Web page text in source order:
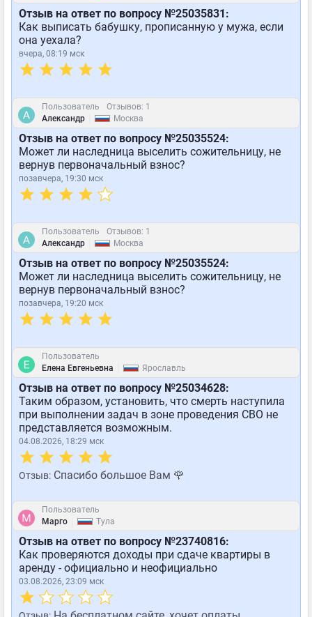
Отзыв на ответ по вопросу №25035831:
Как выписать бабушку, прописанную у мужа, если
она уехала?
вчера, 08:19 мск
Пользователь
Отзывов: 1
Александр
Москва
Отзыв на ответ по вопросу №25035524:
Может ли наследница выселить сожительницу, не
вернув первоначальный взнос?
позавчера, 19:30 мск
Пользователь
Отзывов: 1
Александр
Москва
Отзыв на ответ по вопросу №25035524:
Может ли наследница выселить сожительницу, не
вернув первоначальный взнос?
позавчера, 19:20 мск
Пользователь
Елена Евгеньевна
Ярославль
Отзыв на ответ по вопросу №25034628:
Таким образом, установить, что смерть наступила
при выполнении задач в зоне проведения СВО не
представляется возможным.
04.08.2026, 18:29 мск
Отзыв: Спасибо большое Вам 🌹
Пользователь
Марго
Тула
Отзыв на ответ по вопросу №23740816:
Как проверяются доходы при сдаче квартиры в
аренду - официально и неофициально
03.08.2026, 23:09 мск